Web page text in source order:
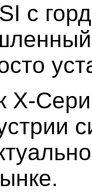
с
X-